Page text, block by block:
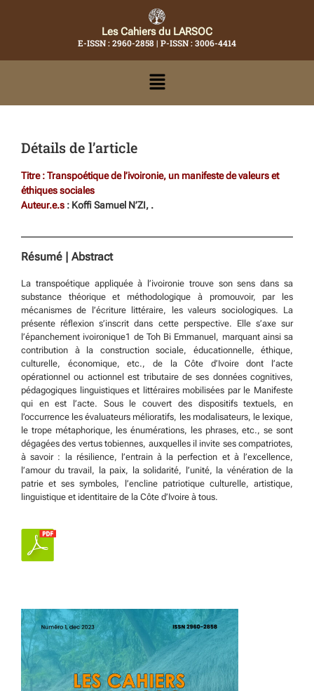
Les Cahiers du LARSOC
E-ISSN : 2960-2858 | P-ISSN : 3006-4414
Détails de l’article
Titre : Transpoétique de l’ivoironie, un manifeste de valeurs et
éthiques sociales
Auteur.e.s : Koffi Samuel N’ZI, .
Résumé | Abstract
La transpoétique appliquée à l’ivoironie trouve son sens dans sa
substance théorique et méthodologique à promouvoir, par les
mécanismes de l’écriture littéraire, les valeurs sociologiques. La
présente réflexion s’inscrit dans cette perspective. Elle s’axe sur
l’épanchement ivoironique1 de Toh Bi Emmanuel, marquant ainsi sa
contribution à la construction sociale, éducationnelle, éthique,
culturelle, économique, etc., de la Côte d’Ivoire dont l’acte
opérationnel ou actionnel est tributaire de ses données cognitives,
pédagogiques linguistiques et littéraires mobilisées par le Manifeste
qui en est l’acte. Sous le couvert des dispositifs textuels, en
l’occurrence les évaluateurs mélioratifs, les modalisateurs, le lexique,
le trope métaphorique, les énumérations, les phrases, etc., se sont
dégagées des vertus tobiennes, auxquelles il invite ses compatriotes,
à savoir : la résilience, l’entrain à la perfection et à l’excellence,
l’amour du travail, la paix, la solidarité, l’unité, la vénération de la
patrie et ses symboles, l’encline patriotique culturelle, artistique,
linguistique et identitaire de la Côte d’Ivoire à tous.